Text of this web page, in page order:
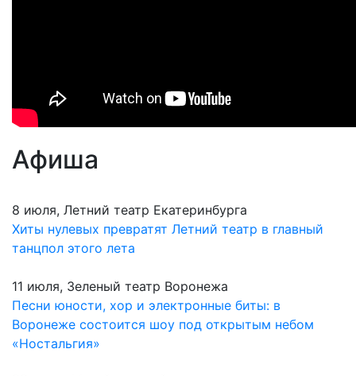
Афиша
8 июля, Летний театр Екатеринбурга
Хиты нулевых превратят Летний театр в главный
танцпол этого лета
11 июля, Зеленый театр Воронежа
Песни юности, хор и электронные биты: в
Воронеже состоится шоу под открытым небом
«Ностальгия»